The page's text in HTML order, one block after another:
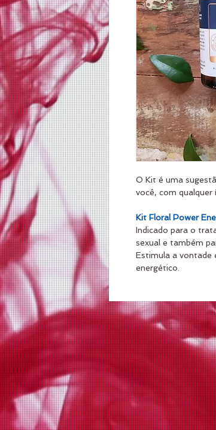
O Kit é uma
você, com qualquer
Kit Floral Power
Indicado para o
sexual e também
Estimula a
energético.